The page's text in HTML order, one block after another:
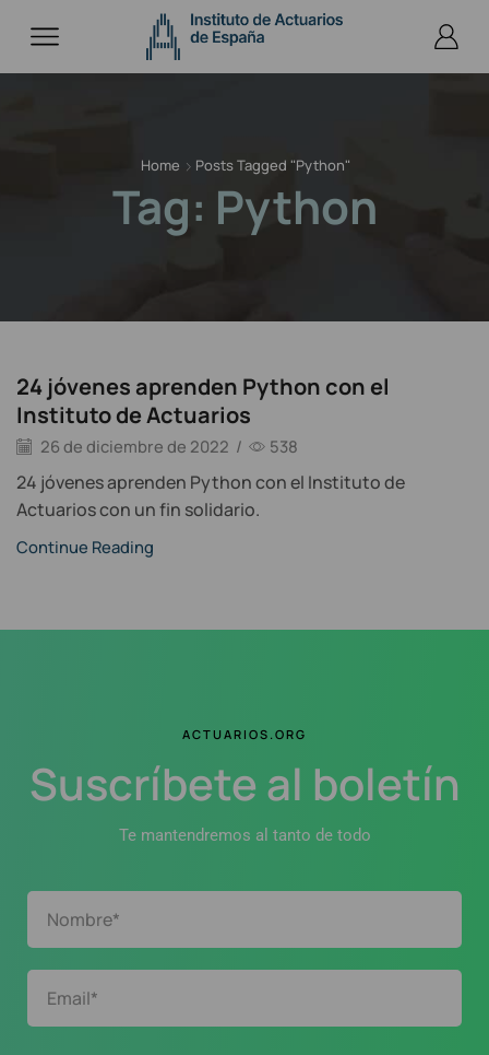
Home Posts Tagged "python"
Tag: Python
24 jóvenes aprenden Python con el
Instituto de Actuarios
26 de diciembre de 2022 / 538
24 jóvenes aprenden Python con el Instituto de
Actuarios con un fin solidario.
Continue Reading
ACTUARIOS.ORG
Suscríbete al boletín
Te mantendremos al tanto de todo